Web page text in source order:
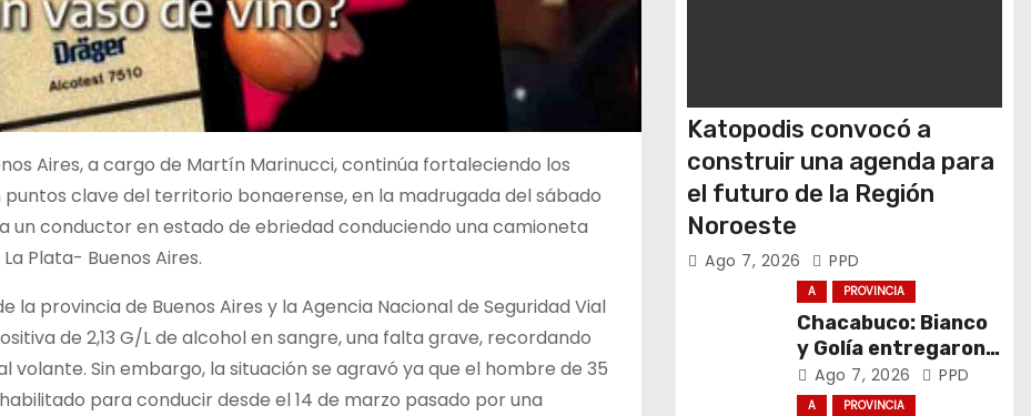
Aires, a cargo de Martín Marinucci, continúa fortaleciendo los
clave del territorio bonaerense, en la madrugada del sábado
un conductor en estado de ebriedad conduciendo una camioneta
Plata- Buenos Aires.
la provincia de Buenos Aires y la Agencia Nacional de Seguridad Vial
de 2,13 G/L de alcohol en sangre, una falta grave, recordando
volante. Sin embargo, la situación se agravó ya que el hombre de 35
para conducir desde el 14 de marzo pasado por una
Katopodis convocó a
construir una agenda para
el futuro de la Región
Noroeste
Ago 7, 2026 PPD
A PROVINCIA
Chacabuco: Bianco
y Golía entregaron
computadoras a
estudiantes
Ago 7, 2026 PPD
A PROVINCIA